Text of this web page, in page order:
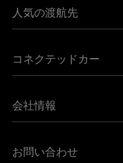
人気の渡航先
ヨーロッパ向けeSIM
カナダ向けeSIM
アフリカ向けeSIM
コネクテッドカー
Land Rover向けUbigi
Jeep向けUbigi
会社情報
Ubigi関連プレス
お問い合わせ